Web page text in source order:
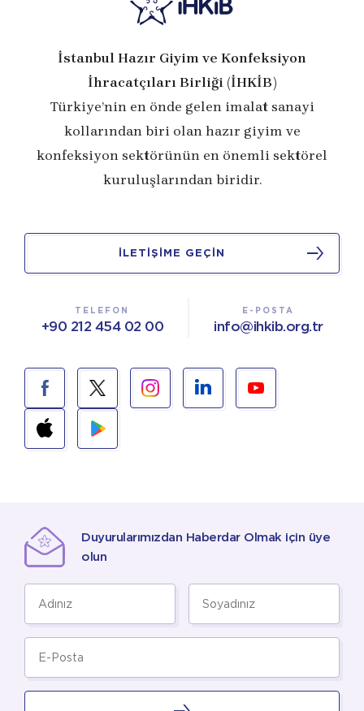
İstanbul Hazır Giyim ve Konfeksiyon
İhracatçıları Birliği (İHKİB)
Türkiye’nin en önde gelen imalat sanayi
kollarından biri olan hazır giyim ve
konfeksiyon sektörünün en önemli sektörel
kuruluşlarından biridir.
İLETİŞİME GEÇİN
TELEFON
+90 212 454 02 00
E-POSTA
info@ihkib.org.tr
Duyurularımızdan Haberdar Olmak için üye
olun